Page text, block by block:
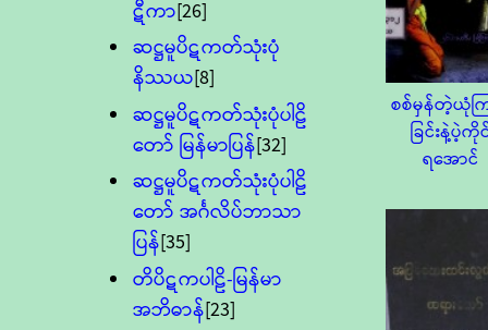
ဋီကာ[26]
ဆဋ္ဌမူပိဋကတ်သုံးပုံ
နိဿယ[8]
ဆဋ္ဌမူပိဋကတ်သုံးပုံပါဠိ
တော် မြန်မာပြန်[32]
ဆဋ္ဌမူပိဋကတ်သုံးပုံပါဠိ
တော် အင်္ဂလိပ်ဘာသာ
ပြန်[35]
တိပိဋကပါဠိ-မြန်မာ
အဘိဓာန်[23]
စစ်မှန်တဲ့ယုံ
ခြင်းနဲ့ပဲ့ကို
ရအောင်